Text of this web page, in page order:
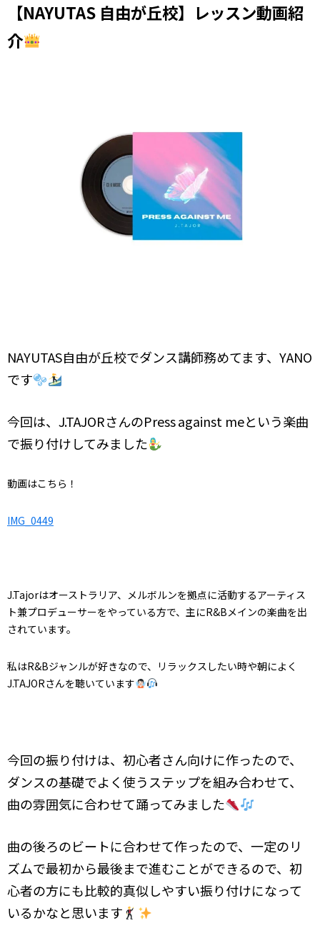
【NAYUTAS 自由が丘校】レッスン動画紹
介
NAYUTAS自由が丘校でダンス講師務めてます、YANO
です
今回は、J.TAJORさんのPressagainst meという楽曲
で振り付けしてみました
動画はこちら！
IMG_0449
J.Tajorはオーストラリア、メルボルンを拠点に活動するアーティス
ト兼プロデューサーをやっている方で、主にR&Bメインの楽曲を出
されています。
私はR&Bジャンルが好きなので、リラックスしたい時や朝によく
J.TAJORさんを聴いています
今回の振り付けは、初心者さん向けに作ったので、
ダンスの基礎でよく使うステップを組み合わせて、
曲の雰囲気に合わせて踊ってみました
曲の後ろのビートに合わせて作ったので、一定のリ
ズムで最初から最後まで進むことができるので、初
心者の方にも比較的真似しやすい振り付けになって
いるかなと思います